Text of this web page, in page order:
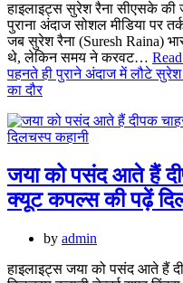
हाइलाइट्स सुरेश रैना सीएसके की
पुराना अंदाज सोशल मीडिया पर
जब सुरेश रैना (Suresh Raina)
थे, लेकिन समय ने करवट…
पहनते ही पुराने अंदाज में लौटे
का दौर
जया को पसंद आते हैं
क्यूट कपल्स की पढ़ें
by admin
हाइलाइट्स जया को पसंद आते हैं